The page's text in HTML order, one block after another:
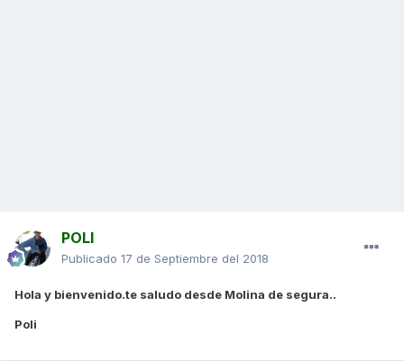
POLI
Publicado 17 de Septiembre del 2018
Hola y bienvenido.te saludo desde Molina de segura..
Poli